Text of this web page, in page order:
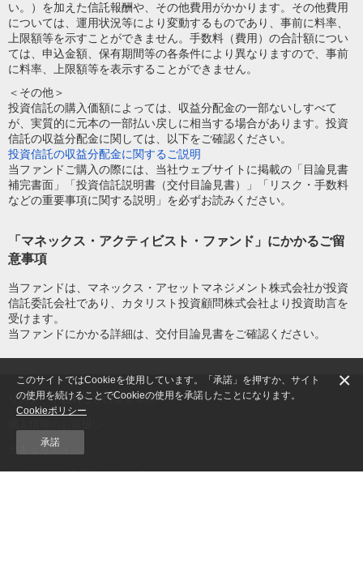
い。）を加えた信託報酬や、その他費用がかかります。その他費用
については、運用状況等により変動するものであり、事前に料率、
上限額等を示すことができません。手数料（費用）の合計額につい
ては、申込金額、保有期間等の各条件により異なりますので、事前
に料率、上限額等を表示することができません。
＜その他＞
投資信託の購入価額によっては、収益分配金の一部ないしすべて
が、実質的に元本の一部払い戻しに相当する場合があります。投資
信託の収益分配金に関しては、以下をご確認ください。
投資信託の収益分配金に関するご説明
当ファンドご購入の際には、当社ウェブサイトに掲載の「目論見書
補完書面」「投資信託説明書（交付目論見書）」「リスク・手数料
などの重要事項に関する説明」を必ずお読みください。
「マネックス・アクティビスト・ファンド」にかかるご留
意事項
当ファンドは、マネックス・アセットマネジメント株式会社が投資
信託委託会社であり、カタリスト投資顧問株式会社より投資助言を
受けます。
当ファンドにかかる詳細は、交付目論見書をご確認ください。
リスク・手数料などの重要事項
セキュリティ
当サイトのご利用にあたって
このサイトではCookieを使用しています。「承諾」を押すか、サイト
の使用を続けることでCookieの使用を承諾したことになります。
Cookieポリシー
承諾
×